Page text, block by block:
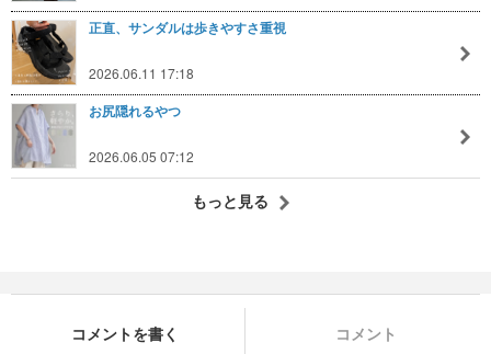
正直、サンダルは歩きやすさ重視
2026.06.11 17:18
お尻隠れるやつ
2026.06.05 07:12
もっと見る
コメントを書く コメント